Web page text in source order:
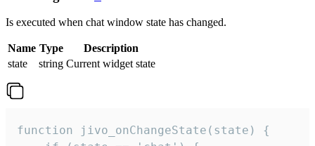
Is executed when chat window state has changed.
Name Type
Description
state
string Current widget state
function jivo_onChangeState(state) {